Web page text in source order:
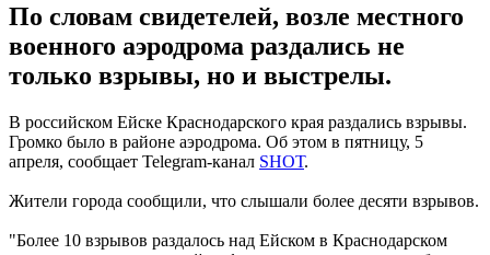
По словам свидетелей, возле местного
военного аэродрома раздались не
только взрывы, но и выстрелы.
В российском Ейске Краснодарского края раздались взрывы.
Громко было в районе аэродрома. Об этом в пятницу, 5
апреля, сообщает Telegram-канал SHОТ.
Жители города сообщили, что слышали более десяти взрывов.
"Более 10 взрывов раздалось над Ейском в Краснодарском